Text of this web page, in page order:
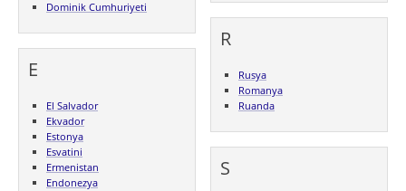
Dominik Cumhuriyeti
E
El Salvador
Ekvador
Estonya
Esvatini
Ermenistan
Endonezya
R
Rusya
Romanya
Ruanda
S